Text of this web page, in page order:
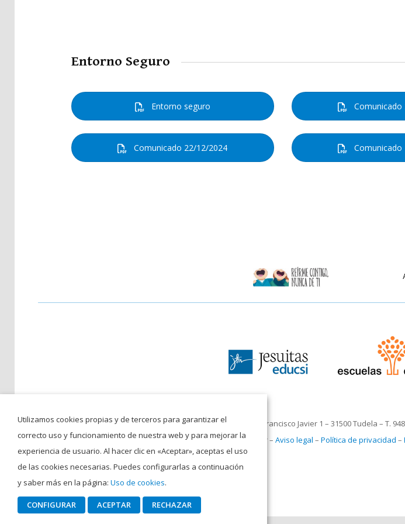
Entorno Seguro
Entorno seguro Comunicado
Comunicado 22/12/2024 Comunicado
C/ San Francisco Javier 1 – 31500 Tudela – T.
©Colegio San Francisco Javier – Aviso legal – Política de privacidad –
Utilizamos cookies propias y de terceros para garantizar el
correcto uso y funcionamiento de nuestra web y para mejorar la
experiencia de usuario. Al hacer clic en «Aceptar», aceptas el uso
de las cookies necesarias. Puedes configurarlas a continuación
y saber más en la página: Uso de cookies.
CONFIGURAR ACEPTAR RECHAZAR